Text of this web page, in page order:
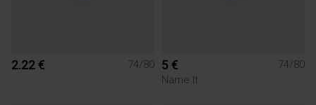
2.22 € 74/80 5 €
74/80
Name It